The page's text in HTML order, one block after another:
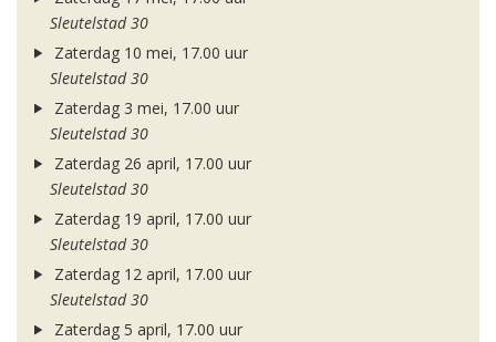
Sleutelstad 30
Zaterdag 10 mei, 17.00 uur
Sleutelstad 30
Zaterdag 3 mei, 17.00 uur
Sleutelstad 30
Zaterdag 26 april, 17.00 uur
Sleutelstad 30
Zaterdag 19 april, 17.00 uur
Sleutelstad 30
Zaterdag 12 april, 17.00 uur
Sleutelstad 30
Zaterdag 5 april, 17.00 uur